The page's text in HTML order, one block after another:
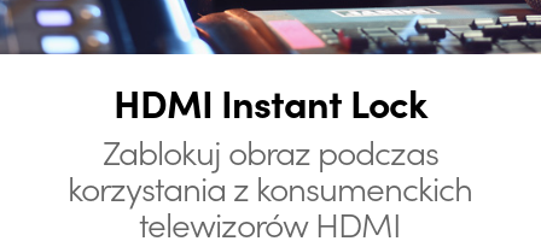
HDMI Instant Lock
Zablokuj obraz podczas
korzystania z konsumenckich
telewizorów HDMI